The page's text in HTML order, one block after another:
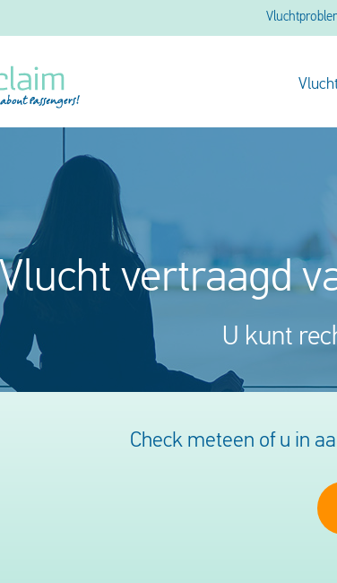
Vlucht vertraagd
U kunt
Check meteen of u in